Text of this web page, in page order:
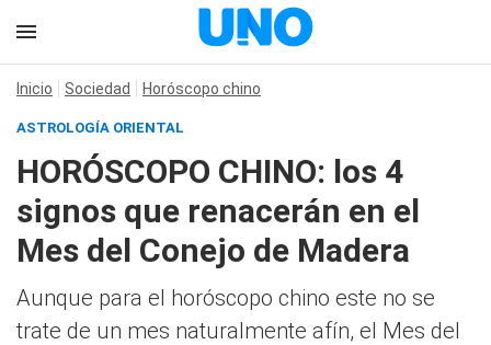
Inicio Sociedad Horóscopo chino
ASTROLOGÍA ORIENTAL
HORÓSCOPO CHINO: los 4
signos que renacerán en el
Mes del Conejo de Madera
Aunque para el horóscopo chino este no se
trate de un mes naturalmente afín, el Mes del